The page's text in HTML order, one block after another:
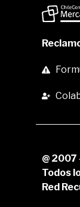
@
Todos
Red